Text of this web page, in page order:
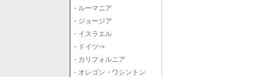
- ルーマニア
- ジョージア
- イスラエル
- ドイツ->
- カリフォルニア
- オレゴン・ワシントン